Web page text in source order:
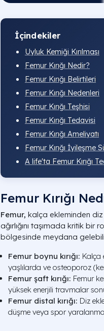
İçindekiler
Uyluk Kemiği Kırılması
Femur Kırığı Nedir?
Femur Kırığı Belirtileri
Femur Kırığı Nedenleri
Femur Kırığı Teşhisi
Femur Kırığı Tedavisi
Femur Kırığı Ameliyatı
Femur Kırığı İyileşme
A life'ta Femur Kırığı
Femur Kırığı
Femur, kalça ekleminden
ağırlığını taşımada kritik bir
bölgesinde meydana
Femur boynu kırığı: Kalça
yaşlılarda ve osteoporoz
Femur şaft kırığı: Femur
yüksek enerjili travmalar
Femur distal kırığı: Diz
düşme veya spor